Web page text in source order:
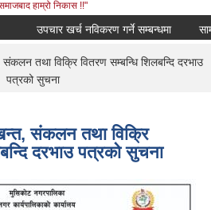
हाम्रो निकास !!"
उपचार खर्च नविकरण गर्ने सम्बन्धमा
तथा विक्रि वितरण सम्बन्धि शिलबन्दि दरभाउ
पत्रको सुचना
संकलन तथा विक्रि
दरभाउ पत्रको सुचना